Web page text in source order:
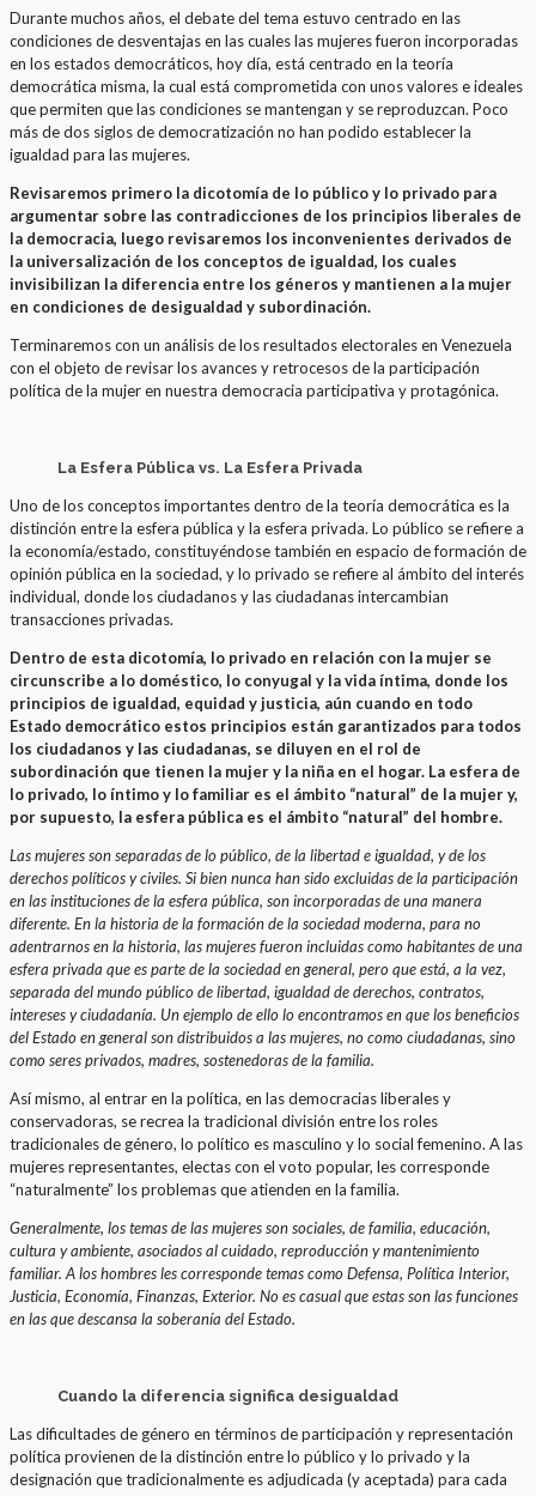
Durante muchos años, el debate del tema estuvo centrado en las
condiciones de desventajas en las cuales las mujeres fueron incorporadas
en los estados democráticos, hoy día, está centrado en la teoría
democrática misma, la cual está comprometida con unos valores e ideales
que permiten que las condiciones se mantengan y se reproduzcan. Poco
más de dos siglos de democratización no han podido establecer la
igualdad para las mujeres.
Revisaremos primero la dicotomía de lo público y lo privado para
argumentar sobre las contradicciones de los principios liberales de
la democracia, luego revisaremos los inconvenientes derivados de
la universalización de los conceptos de igualdad, los cuales
invisibilizan la diferencia entre los géneros y mantienen a la mujer
en condiciones de desigualdad y subordinación.
Terminaremos con un análisis de los resultados electorales en Venezuela
con el objeto de revisar los avances y retrocesos de la participación
política de la mujer en nuestra democracia participativa y protagónica.
La Esfera Pública vs. La Esfera Privada
Uno de los conceptos importantes dentro de la teoría democrática es la
distinción entre la esfera pública y la esfera privada. Lo público se refiere a
la economía/estado, constituyéndose también en espacio de formación de
opinión pública en la sociedad, y lo privado se refiere al ámbito del interés
individual, donde los ciudadanos y las ciudadanas intercambian
transacciones privadas.
Dentro de esta dicotomía, lo privado en relación con la mujer se
circunscribe a lo doméstico, lo conyugal y la vida íntima, donde los
principios de igualdad, equidad y justicia, aún cuando en todo
Estado democrático estos principios están garantizados para todos
los ciudadanos y las ciudadanas, se diluyen en el rol de
subordinación que tienen la mujer y la niña en el hogar. La esfera de
lo privado, lo íntimo y lo familiar es el ámbito “natural” de la mujer y,
por supuesto, la esfera pública es el ámbito “natural” del hombre.
Las mujeres son separadas de lo público, de la libertad e igualdad, y de los
derechos políticos y civiles. Si bien nunca han sido excluidas de la participación
en las instituciones de la esfera pública, son incorporadas de una manera
diferente. En la historia de la formación de la sociedad moderna, para no
adentrarnos en la historia, las mujeres fueron incluidas como habitantes de una
esfera privada que es parte de la sociedad en general, pero que está, a la vez,
separada del mundo público de libertad, igualdad de derechos, contratos,
intereses y ciudadanía. Un ejemplo de ello lo encontramos en que los beneficios
del Estado en general son distribuidos a las mujeres, no como ciudadanas, sino
como seres privados, madres, sostenedoras de la familia.
Así mismo, al entrar en la política, en las democracias liberales y
conservadoras, se recrea la tradicional división entre los roles
tradicionales de género, lo político es masculino y lo social femenino. A las
mujeres representantes, electas con el voto popular, les corresponde
“naturalmente” los problemas que atienden en la familia.
Generalmente, los temas de las mujeres son sociales, de familia, educación,
cultura y ambiente, asociados al cuidado, reproducción y mantenimiento
familiar. A los hombres les corresponde temas como Defensa, Política Interior,
Justicia, Economía, Finanzas, Exterior. No es casual que estas son las funciones
en las que descansa la soberanía del Estado.
Cuando la diferencia significa desigualdad
Las dificultades de género en términos de participación y representación
política provienen de la distinción entre lo público y lo privado y la
designación que tradicionalmente es adjudicada (y aceptada) para cada